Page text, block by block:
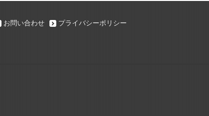
お問い合わせ
プライバシーポリシー